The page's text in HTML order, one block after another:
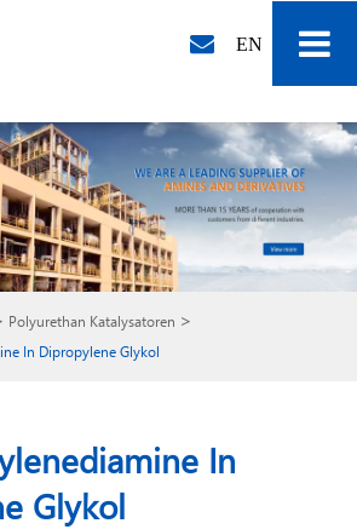
EN
Polyurethan Katalysatoren
In Dipropylene Glykol
In
Glykol